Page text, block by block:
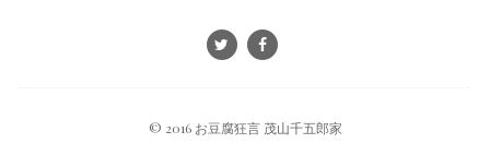
© 2016 お豆腐狂言 茂山千五郎家